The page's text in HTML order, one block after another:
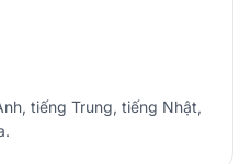
tiếng Trung, tiếng Nhật,